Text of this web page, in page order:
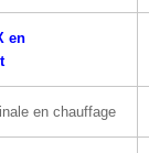
en
en chauffage